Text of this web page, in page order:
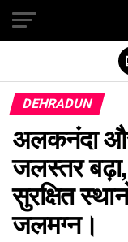
DEHRADUN
अलकनंदा और
जलस्तर
सुरक्षित
जलमग्न।